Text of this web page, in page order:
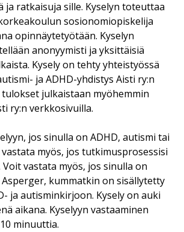
ja ratkaisuja sille. Kyselyn toteuttaa
sosionomiopiskelija
opinnäytetyötään. Kyselyn
anonyymisti ja yksittäisiä
Kysely on tehty yhteistyössä
ja ADHD-yhdistys Aisti ry:n
tulokset julkaistaan myöhemmin
ry:n verkkosivuilla.
jos sinulla on ADHD, autismi tai
myös, jos tutkimusprosessisi
vastata myös, jos sinulla on
kummatkin on sisällytetty
ja autisminkirjoon. Kysely on auki
aikana. Kyselyyn vastaaminen
minuuttia.